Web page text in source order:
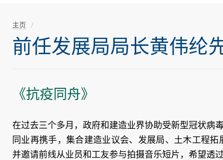
主页
前任发展局局长黄伟纶
《抗疫同舟》
在过去三个多月，政府和建造业界协助受新型冠状病
同业再携手，集合建造业议会、发展局、土木工程
并邀请前线从业员和工友参与拍摄音乐短片，希望透